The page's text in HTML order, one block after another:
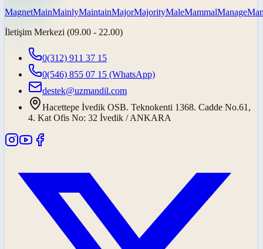
MagnetMainMainlyMaintainMajorMajorityMaleMammalManage
İletişim Merkezi (09.00 - 22.00)
0(312) 911 37 15
0(546) 855 07 15 (WhatsApp)
destek@uzmandil.com
Hacettepe İvedik OSB. Teknokenti 1368. Cadde No.61,
4. Kat Ofis No: 32 İvedik / ANKARA